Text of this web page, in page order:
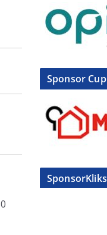
Sponsor Cup
SponsorKliks